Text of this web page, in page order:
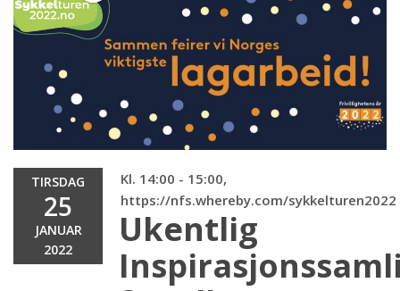
TIRSDAG
25
JANUAR
2022
Kl. 14:00 - 15:00,
https://nfs.whereby.com/sykkelturen2022
Ukentlig